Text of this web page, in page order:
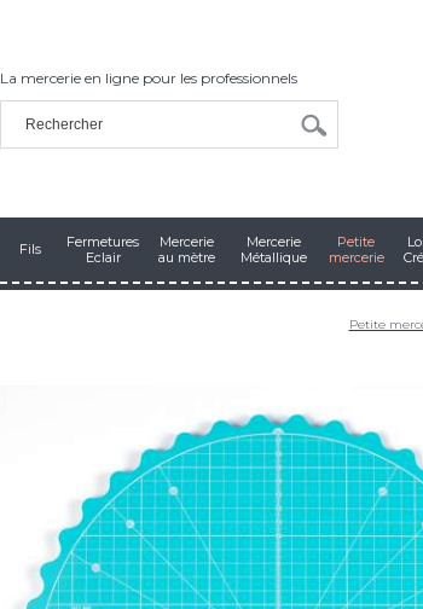
La mercerie en ligne pour les professionnels
Fils
Fermetures
Eclair
Mercerie
au mètre
Mercerie
Métallique
Petite
mercerie
Petite